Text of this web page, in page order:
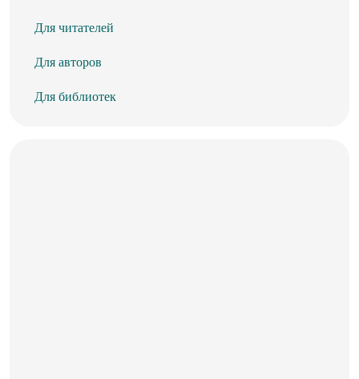
Для читателей
Для авторов
Для библиотек